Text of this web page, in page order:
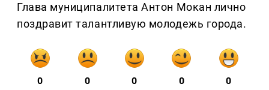
Глава муниципалитета Антон Мокан лично
поздравит талантливую молодежь города.
0 0 0 0 0